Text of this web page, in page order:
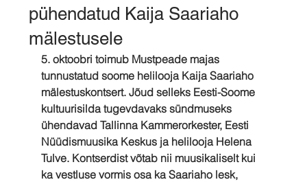
pühendatud Kaija Saariaho
mälestusele
5. oktoobri toimub Mustpeade majas
tunnustatud soome helilooja Kaija Saariaho
mälestuskontsert. Jõud selleks Eesti-Soome
kultuurisilda tugevdavaks sündmuseks
ühendavad Tallinna Kammerorkester, Eesti
Nüüdismuusika Keskus ja helilooja Helena
Tulve. Kontserdist võtab nii muusikaliselt kui
ka vestluse vormis osa ka Saariaho lesk,